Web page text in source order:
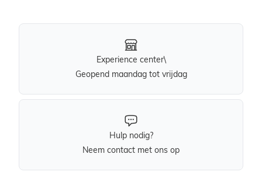
Experience center\
Geopend maandag tot vrijdag
Hulp nodig?
Neem contact met ons op